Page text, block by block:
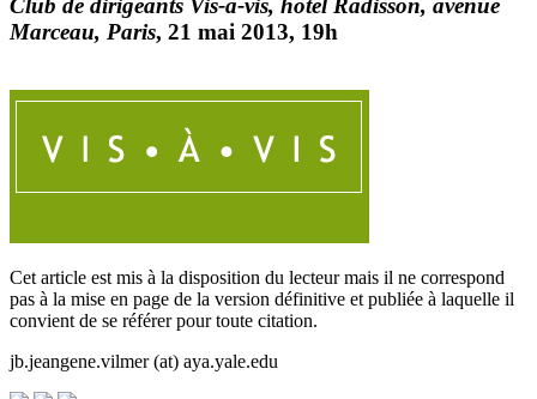
Club de dirigeants Vis-à-vis, hôtel Radisson, avenue
Marceau, Paris, 21 mai 2013, 19h
Cet article est mis à la disposition du lecteur mais il ne correspond
pas à la mise en page de la version définitive et publiée à laquelle il
convient de se référer pour toute citation.
jb.jeangene.vilmer (at) aya.yale.edu